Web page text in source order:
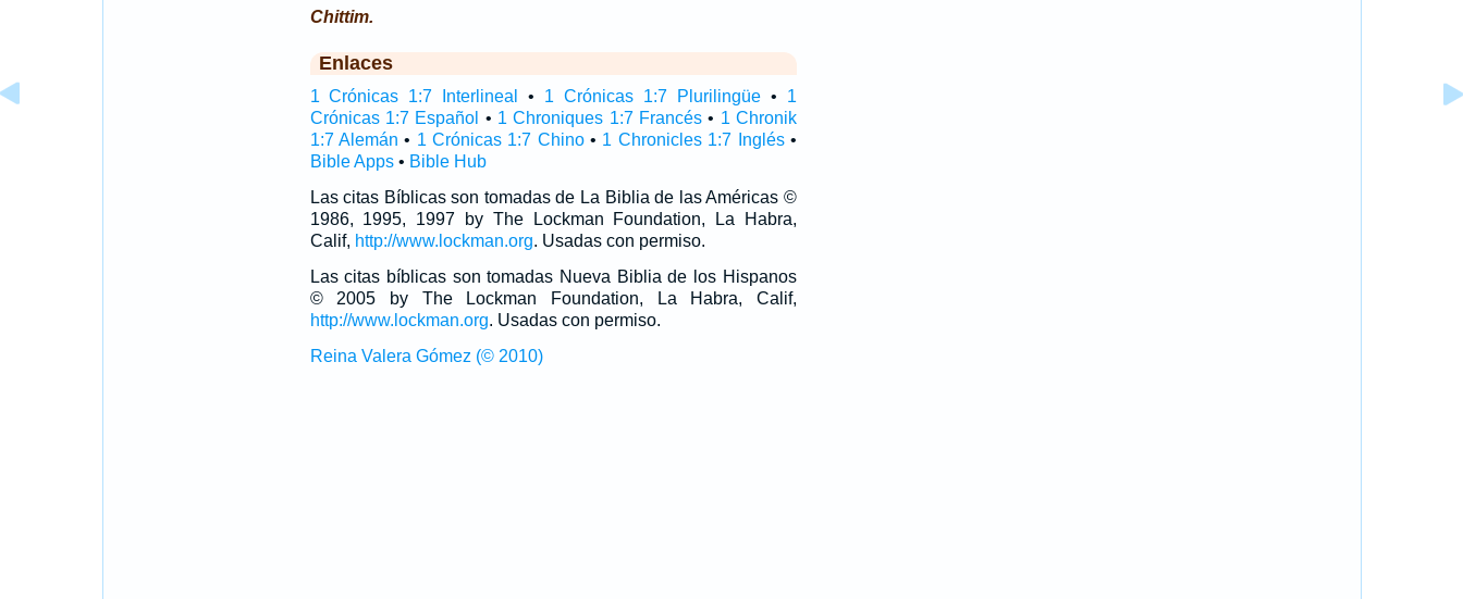
Chittim.
Enlaces
1 Crónicas 1:7 Interlineal • 1 Crónicas 1:7 Plurilingüe • 1
Crónicas 1:7 Español • 1 Chroniques 1:7 Francés• 1 Chronik
1:7 Alemán • 1 Crónicas 1:7 Chino• 1 Chronicles 1:7 Inglés•
Bible Apps• Bible Hub
Las citas Bíblicas son tomadas de La Biblia de las Américas ©
1986, 1995, 1997 by The Lockman Foundation, La Habra,
Calif, http://www.lockman.org. Usadas con permiso.
Las citas bíblicas son tomadas Nueva Biblia de los Hispanos
© 2005 by The Lockman Foundation, La Habra, Calif,
http://www.lockman.org. Usadas con permiso.
Reina Valera Gómez (© 2010)